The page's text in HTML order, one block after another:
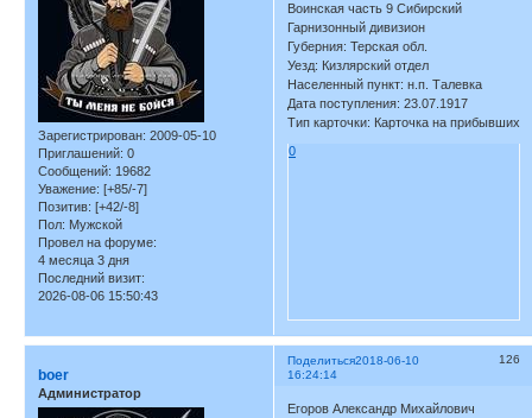
Зарегистрирован: 2009-05-10
Приглашений: 0
Сообщений: 19682
Уважение: [+85/-7]
Позитив: [+42/-8]
Пол: Мужской
Провел на форуме:
4 месяца 3 дня
Последний визит:
2026-08-06 15:50:43
Воинская часть 9 Сибирский
Гарнизонный дивизион
Губерния: Терская обл.
Уезд: Кизлярский отдел
Населенный пункт: н.п. Талевка
Дата поступления: 23.07.1917
Тип карточки: Карточка на прибывших
0
Поделиться 126
2018-06-10
16:24:14
boer
Администратор
Егоров Александр Михайлович